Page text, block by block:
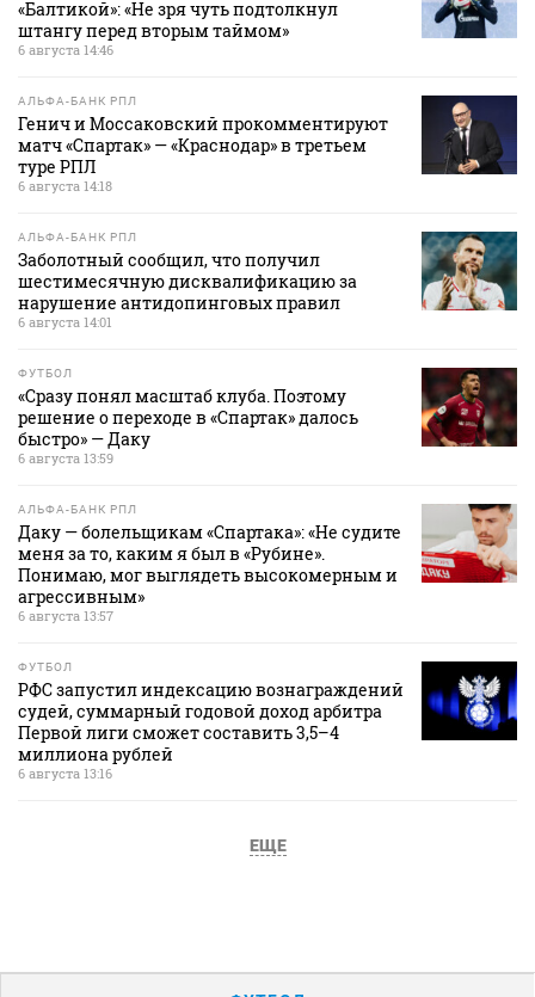
«Балтикой»: «Не зря чуть подтолкнул
штангу перед вторым таймом»
6 августа 14:46
АЛЬФА-БАНК РПЛ
Генич и Моссаковский прокомментируют
матч «Спартак» — «Краснодар» в третьем
туре РПЛ
6 августа 14:18
АЛЬФА-БАНК РПЛ
Заболотный сообщил, что получил
шестимесячную дисквалификацию за
нарушение антидопинговых правил
6 августа 14:01
ФУТБОЛ
«Сразу понял масштаб клуба. Поэтому
решение о переходе в «Спартак» далось
быстро» — Даку
6 августа 13:59
АЛЬФА-БАНК РПЛ
Даку — болельщикам «Спартака»: «Не судите
меня за то, каким я был в «Рубине».
Понимаю, мог выглядеть высокомерным и
агрессивным»
6 августа 13:57
ФУТБОЛ
РФС запустил индексацию вознаграждений
судей, суммарный годовой доход арбитра
Первой лиги сможет составить 3,5–4
миллиона рублей
6 августа 13:16
ЕЩЕ